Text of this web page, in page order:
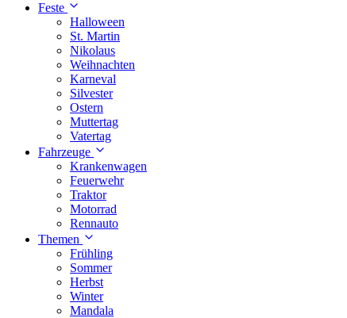
Feste
Halloween
St. Martin
Nikolaus
Weihnachten
Karneval
Silvester
Ostern
Muttertag
Vatertag
Fahrzeuge
Krankenwagen
Feuerwehr
Traktor
Motorrad
Rennauto
Themen
Frühling
Sommer
Herbst
Winter
Mandala